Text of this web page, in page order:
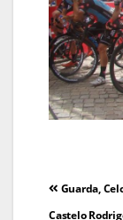
Guarda,
Castelo